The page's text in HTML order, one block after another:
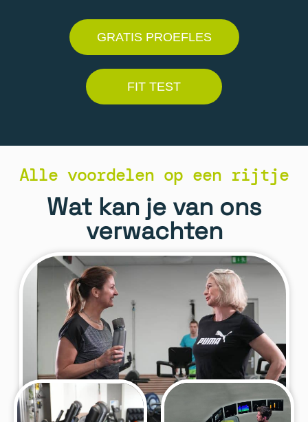
GRATIS PROEFLES
FIT TEST
Alle voordelen op een rijtje
Wat kan je van ons
verwachten